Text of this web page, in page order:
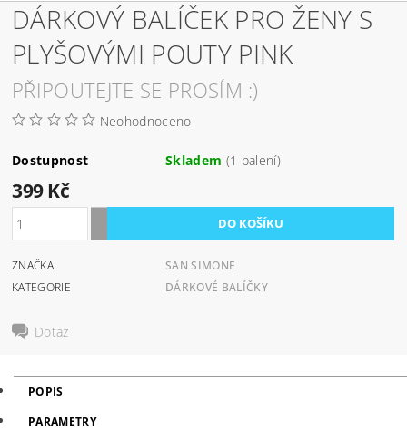
DÁRKOVÝ BALÍČEK PRO ŽENY S
PLYŠOVÝMI POUTY PINK
PŘIPOUTEJTE SE PROSÍM :)
Neohodnoceno
Dostupnost Skladem (1 balení)
399 Kč
ZNAČKA
SAN SIMONE
KATEGORIE
DÁRKOVÉ BALÍČKY
Dotaz
POPIS
PARAMETRY